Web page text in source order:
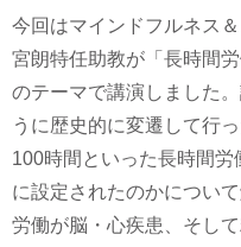
今回はマインドフルネス
宮朗特任助教が「長時間
のテーマで講演しました
うに歴史的に変遷して行
100時間といった長時間
に設定されたのかについ
労働が脳・心疾患、そし